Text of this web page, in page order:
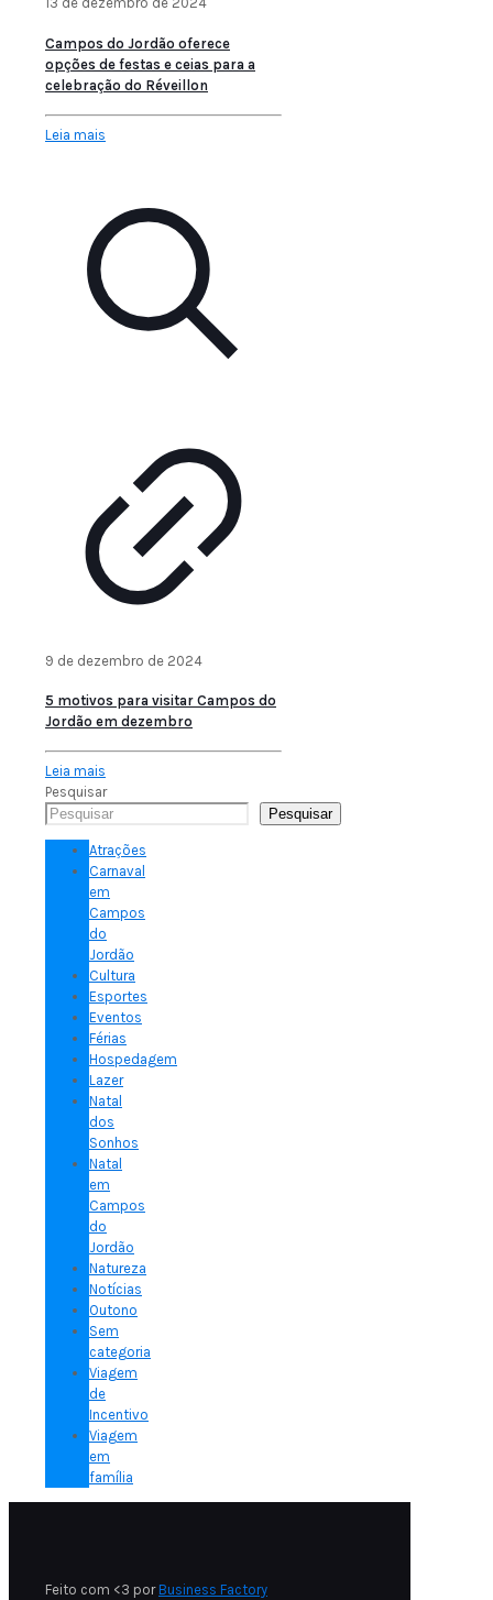
Campos do Jordão oferece
opções de festas e ceias para a
celebração do Réveillon
Leia mais
9 de dezembro de 2024
5 motivos para visitar Campos do
Jordão em dezembro
Leia mais
Pesquisar
Pesquisar
Atrações
Carnaval
em
Campos
do
Jordão
Cultura
Esportes
Eventos
Férias
Hospedagem
Lazer
Natal
dos
Sonhos
Natal
em
Campos
do
Jordão
Natureza
Notícias
Outono
Sem
categoria
Viagem
de
Incentivo
Viagem
em
família
Feito com <3 por Business Factory